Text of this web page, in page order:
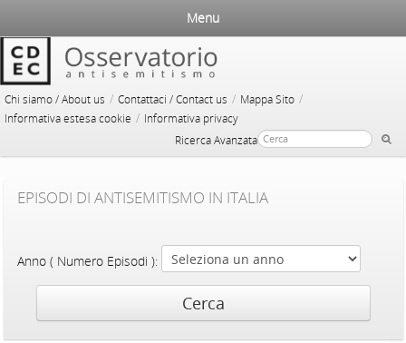
Chi siamo / About us / Contattaci / Contact us / Mappa Sito /
Informativa estesa cookie / Informativa privacy
Ricerca Avanzata
Menu
EPISODI DI ANTISEMITISMO IN ITALIA
Anno ( Numero Episodi ):